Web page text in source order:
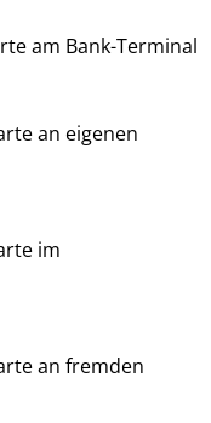
am Bank-Terminal
an eigenen
im
an fremden